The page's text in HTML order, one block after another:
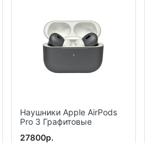
Наушники Apple AirPods
Pro 3 Графитовые
27800р.